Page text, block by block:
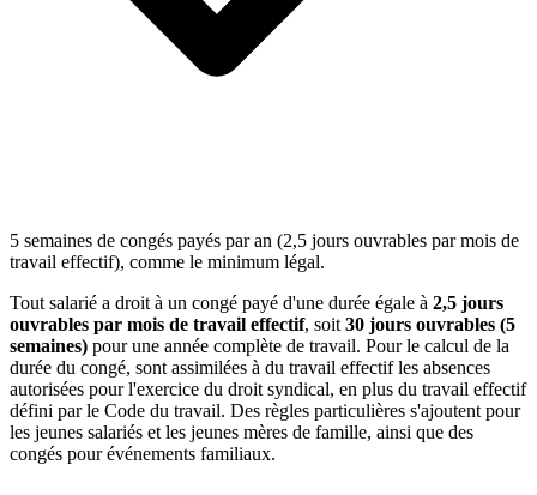
5 semaines de congés payés par an (2,5 jours ouvrables par mois de
travail effectif), comme le minimum légal.
Tout salarié a droit à un congé payé d'une durée égale à 2,5 jours
ouvrables par mois de travail effectif, soit 30 jours ouvrables (5
semaines) pour une année complète de travail. Pour le calcul de la
durée du congé, sont assimilées à du travail effectif les absences
autorisées pour l'exercice du droit syndical, en plus du travail effectif
défini par le Code du travail. Des règles particulières s'ajoutent pour
les jeunes salariés et les jeunes mères de famille, ainsi que des
congés pour événements familiaux.